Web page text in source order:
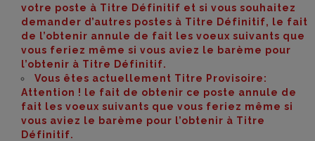
votre poste à Titre Définitif et si vous souhaitez
demander d’autres postes à Titre Définitif, le fait
de l’obtenir annule de fait les voeux suivants que
vous feriez même si vous aviez le barème pour
l’obtenir à Titre Définitif.
Vous êtes actuellement Titre Provisoire:
Attention ! le fait de obtenir ce poste annule de
fait les voeux suivants que vous feriez même si
vous aviez le barème pour l’obtenir à Titre
Définitif.